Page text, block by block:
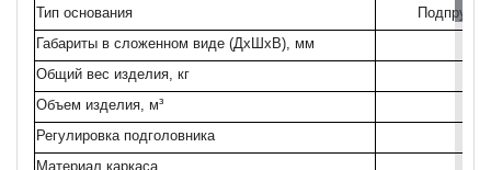
Тип основания
Габариты в сложенном виде (ДхШхВ), мм
Общий вес изделия, кг
Объем изделия, м³
Регулировка подголовника
Материал каркаса